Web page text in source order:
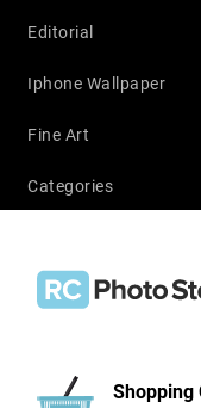
Editorial
Iphone Wallpaper
Fine Art
Categories
Shopping